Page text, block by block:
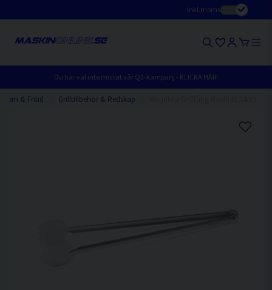
Inkl.moms
Du har väl inte missat vår Q3-kampanj - KLICKA HÄR!
Hem & Fritid Grilltillbehör & Redskap